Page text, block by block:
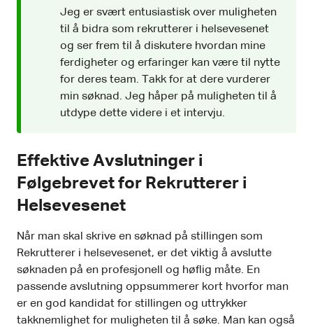
Jeg er svært entusiastisk over muligheten
til å bidra som rekrutterer i helsevesenet
og ser frem til å diskutere hvordan mine
ferdigheter og erfaringer kan være til nytte
for deres team. Takk for at dere vurderer
min søknad. Jeg håper på muligheten til å
utdype dette videre i et intervju.
Effektive Avslutninger i
Følgebrevet for Rekrutterer i
Helsevesenet
Når man skal skrive en søknad på stillingen som
Rekrutterer i helsevesenet, er det viktig å avslutte
søknaden på en profesjonell og høflig måte. En
passende avslutning oppsummerer kort hvorfor man
er en god kandidat for stillingen og uttrykker
takknemlighet for muligheten til å søke. Man kan også